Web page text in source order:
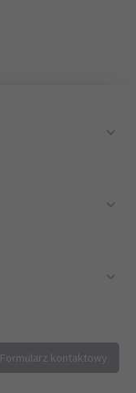
Formularz kontaktowy